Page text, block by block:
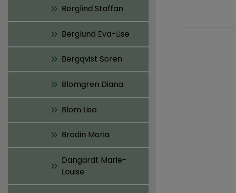
Berglind Staffan
Berglund Eva-Lise
Bergqvist Sören
Blomgren Diana
Blom Lisa
Brodin Maria
Dangardt Marie-
Louise